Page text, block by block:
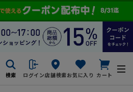
検索 ログイン店舗検索お気に入り カート